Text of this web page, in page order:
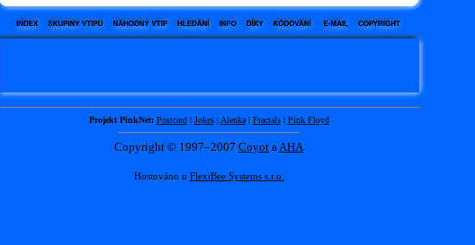
Projekt PinkNet: Postcard| Jokes| Alenka| Fractals| Pink Floyd
Copyright © 1997–2007 Coyot aAHA
Hostováno u FlexiBee Systems s.r.o.